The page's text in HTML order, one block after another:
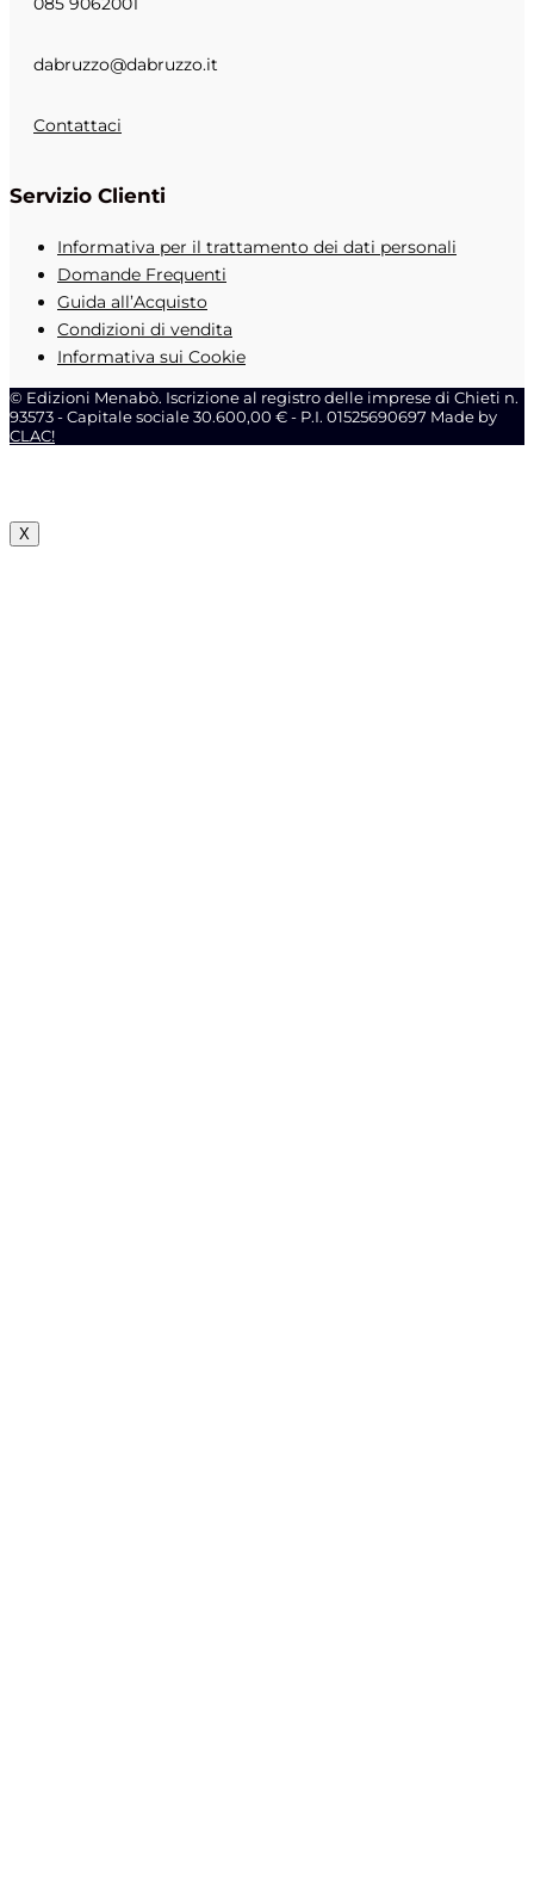
dabruzzo@dabruzzo.it
Contattaci
Servizio Clienti
Informativa per il trattamento dei dati personali
Domande Frequenti
Guida all’Acquisto
Condizioni di vendita
Informativa sui Cookie
© Edizioni Menabò. Iscrizione al registro delle imprese di Chieti n.
93573 - Capitale sociale 30.600,00 € - P.I. 01525690697 Made by
CLAC!
X